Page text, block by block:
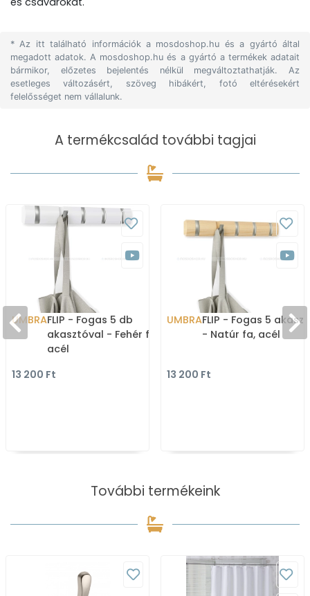
* Az itt található információk a mosdoshop.hu és a gyártó által
megadott adatok. A mosdoshop.hu és a gyártó a termékek adatait
bármikor, előzetes bejelentés nélkül megváltoztathatják. Az
esetleges változásért, szöveg hibákért, fotó eltérésekért
felelősséget nem vállalunk.
A termékcsalád további tagjai
UMBRAFLIP - Fogas 5 db
akasztóval - Fehér fa,
acél
13 200 Ft
UMBRAFLIP - Fogas 5
- Natúr fa, acél
13 200 Ft
További termékeink